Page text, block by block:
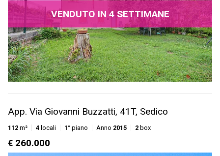
VENDUTO IN 4 SETTIMANE
App. Via Giovanni Buzzatti, 41T, Sedico
112 m² 4 locali 1° piano Anno 2015 2 box
€ 260.000